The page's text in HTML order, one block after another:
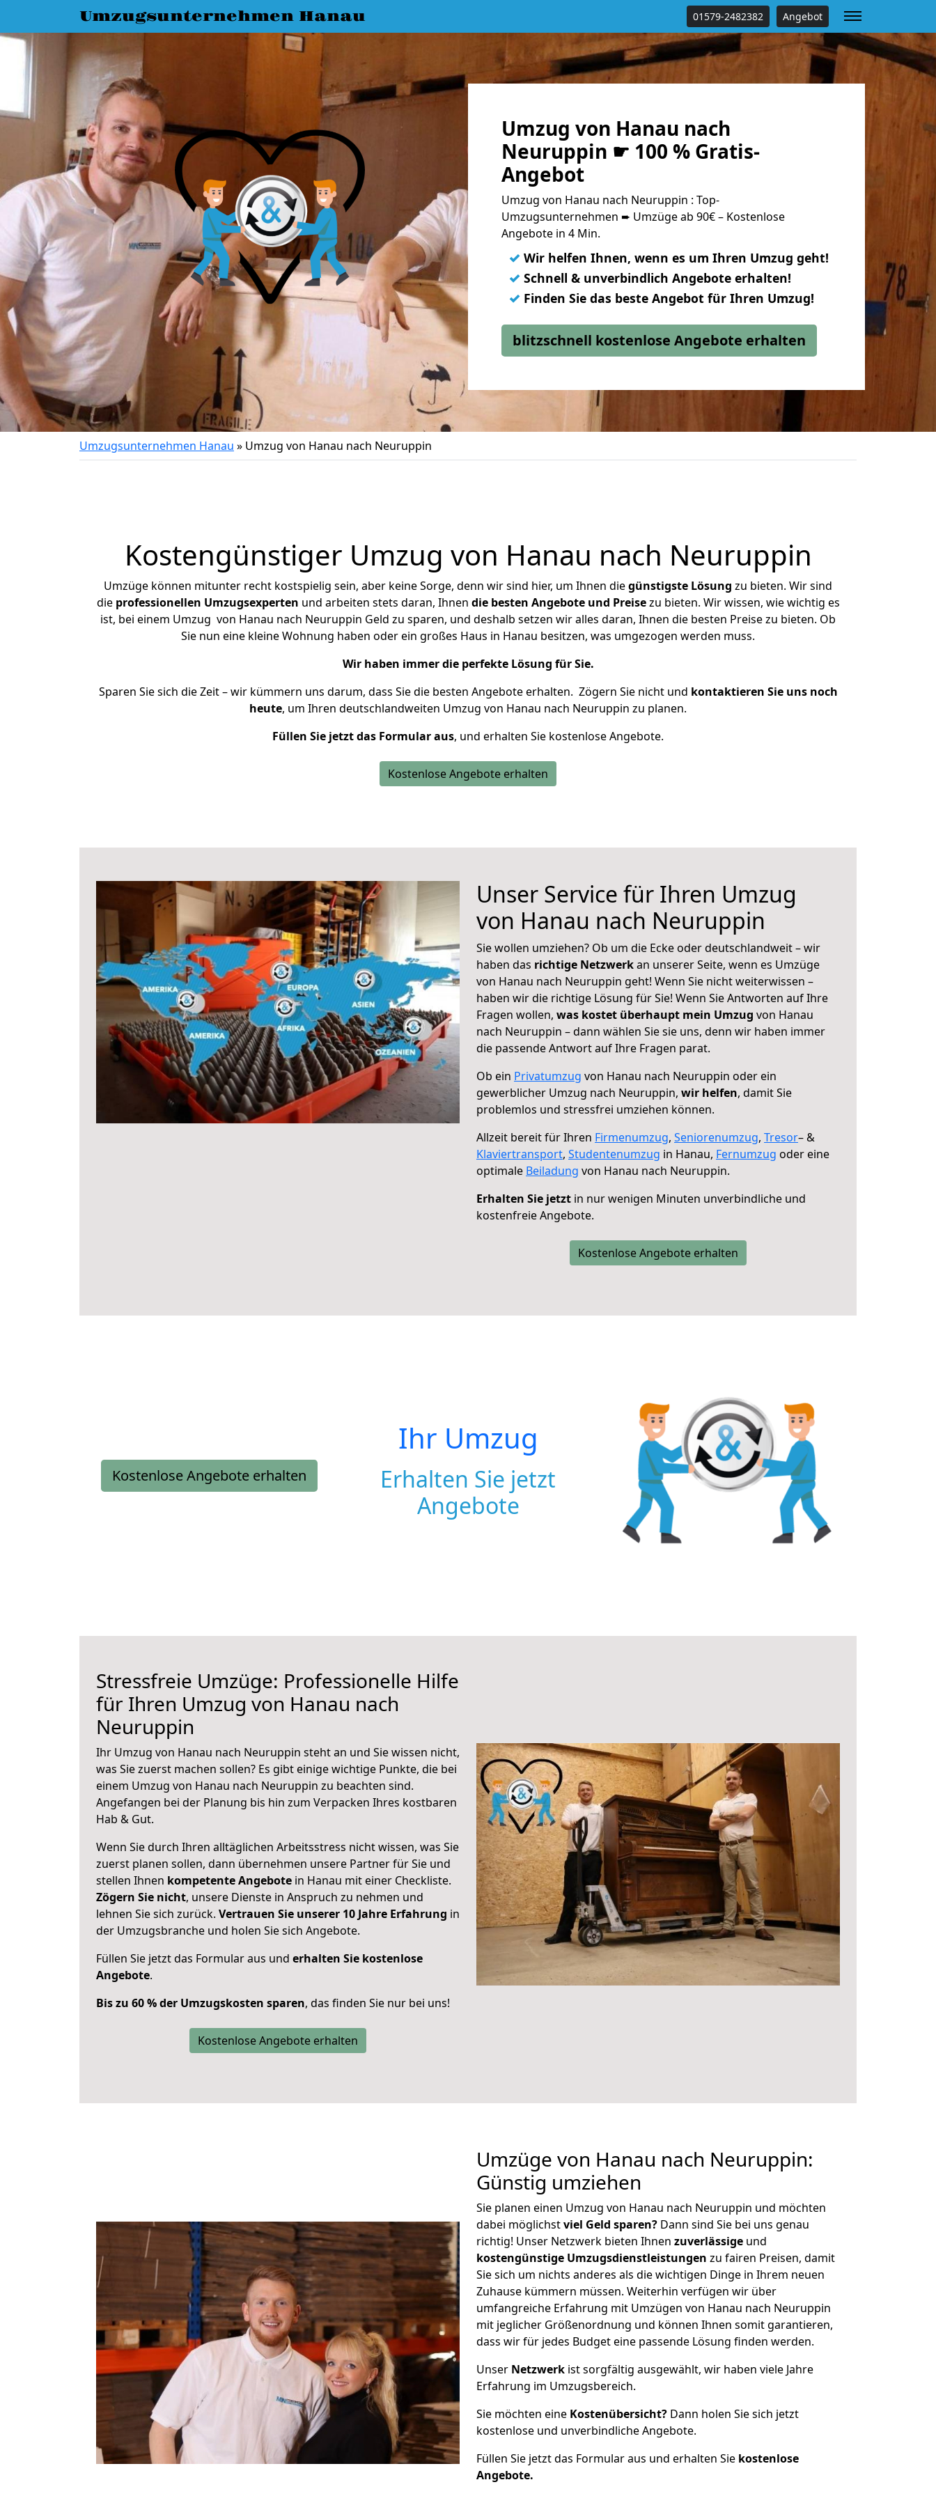
Umzugsunternehmen Hanau 01579-2482382 Angebot
Umzug von Hanau nach
Neuruppin ☛ 100 % Gratis-
Angebot
Umzug von Hanau nach Neuruppin : Top-
Umzugsunternehmen ➨ Umzüge ab 90€ – Kostenlose
Angebote in 4 Min.
✓ Wir helfen Ihnen, wenn es um Ihren Umzug geht!
✓ Schnell & unverbindlich Angebote erhalten!
✓ Finden Sie das beste Angebot für Ihren Umzug!
blitzschnell kostenlose Angebote erhalten
Umzugsunternehmen Hanau » Umzug von Hanau nach Neuruppin
Kostengünstiger Umzug von Hanau nach Neuruppin
Umzüge können mitunter recht kostspielig sein, aber keine Sorge, denn wir sind hier, um Ihnen diegünstigste Lösung zu bieten. Wir sind
die professionellen Umzugsexperten und arbeiten stets daran, Ihnen die besten Angebote und Preisezu bieten. Wir wissen, wie wichtig es
ist, bei einem Umzug von Hanau nach Neuruppin Geld zu sparen, und deshalb setzen wir alles daran, Ihnen die besten Preise zu bieten. Ob
Sie nun eine kleine Wohnung haben oder ein großes Haus in Hanau besitzen, was umgezogen werden muss.
Wir haben immer die perfekte Lösung für Sie.
Sparen Sie sich die Zeit – wir kümmern uns darum, dass Sie die besten Angebote erhalten. Zögern Sie nicht und kontaktieren Sie uns noch
heute, um Ihren deutschlandweiten Umzug von Hanau nach Neuruppin zu planen.
Füllen Sie jetzt das Formular aus, und erhalten Sie kostenlose Angebote.
Kostenlose Angebote erhalten
Unser Service für Ihren Umzug
von Hanau nach Neuruppin
Sie wollen umziehen? Ob um die Ecke oder deutschlandweit – wir
haben das richtige Netzwerkan unserer Seite, wenn es Umzüge
von Hanau nach Neuruppin geht! Wenn Sie nicht weiterwissen –
haben wir die richtige Lösung für Sie! Wenn Sie Antworten auf Ihre
Fragen wollen, was kostet überhaupt mein Umzug von Hanau
nach Neuruppin – dann wählen Sie sie uns, denn wir haben immer
die passende Antwort auf Ihre Fragen parat.
Ob ein Privatumzug von Hanau nach Neuruppin oder ein
gewerblicher Umzug nach Neuruppin, wir helfen, damit Sie
problemlos und stressfrei umziehen können.
Allzeit bereit für Ihren Firmenumzug, Seniorenumzug, Tresor– &
Klaviertransport, Studentenumzug in Hanau, Fernumzug oder eine
optimale Beiladung von Hanau nach Neuruppin.
Erhalten Sie jetzt in nur wenigen Minuten unverbindliche und
kostenfreie Angebote.
Kostenlose Angebote erhalten
Kostenlose Angebote erhalten
Ihr Umzug
Erhalten Sie jetzt
Angebote
Stressfreie Umzüge: Professionelle Hilfe
für Ihren Umzug von Hanau nach
Neuruppin
Ihr Umzug von Hanau nach Neuruppin steht an und Sie wissen nicht,
was Sie zuerst machen sollen? Es gibt einige wichtige Punkte, die bei
einem Umzug von Hanau nach Neuruppin zu beachten sind.
Angefangen bei der Planung bis hin zum Verpacken Ihres kostbaren
Hab & Gut.
Wenn Sie durch Ihren alltäglichen Arbeitsstress nicht wissen, was Sie
zuerst planen sollen, dann übernehmen unsere Partner für Sie und
stellen Ihnen kompetente Angebote in Hanau mit einer Checkliste.
Zögern Sie nicht, unsere Dienste in Anspruch zu nehmen und
lehnen Sie sich zurück. Vertrauen Sie unserer 10 Jahre Erfahrung in
der Umzugsbranche und holen Sie sich Angebote.
Füllen Sie jetzt das Formular aus und erhalten Sie kostenlose
Angebote.
Bis zu 60 % der Umzugskosten sparen, das finden Sie nur bei uns!
Kostenlose Angebote erhalten
Umzüge von Hanau nach Neuruppin:
Günstig umziehen
Sie planen einen Umzug von Hanau nach Neuruppin und möchten
dabei möglichstviel Geld sparen? Dann sind Sie bei uns genau
richtig! Unser Netzwerk bieten Ihnen zuverlässige und
kostengünstige Umzugsdienstleistungen zu fairen Preisen, damit
Sie sich um nichts anderes als die wichtigen Dinge in Ihrem neuen
Zuhause kümmern müssen. Weiterhin verfügen wir über
umfangreiche Erfahrung mit Umzügen von Hanau nach Neuruppin
mit jeglicher Größenordnung und können Ihnen somit garantieren,
dass wir für jedes Budget eine passende Lösung finden werden.
Unser Netzwerk ist sorgfältig ausgewählt, wir haben viele Jahre
Erfahrung im Umzugsbereich.
Sie möchten eine Kostenübersicht? Dann holen Sie sich jetzt
kostenlose und unverbindliche Angebote.
Füllen Sie jetzt das Formular aus und erhalten Sie kostenlose
Angebote.